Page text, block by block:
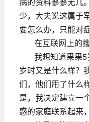
少，大夫说这属于
要怎么办，只能对
在互联网上的
我想知道果果
岁时又是什么样？
们，他们用了什么
是，我决定建立一
惑的家庭联系起来